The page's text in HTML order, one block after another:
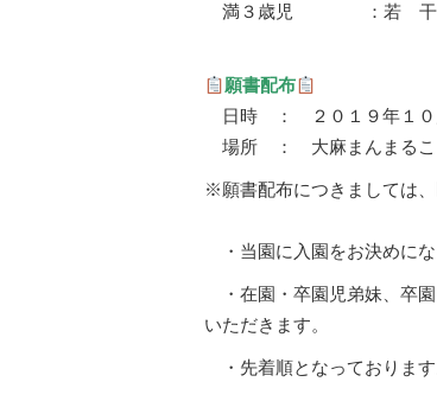
満３歳児 ：若
願書配布
日時 ： ２０１９年１０
場所 ： 大麻まんまるこ
※願書配布につきましては、
・当園に入園をお決めにな
・在園・卒園児弟妹、卒
いただきます。
・先着順となっております